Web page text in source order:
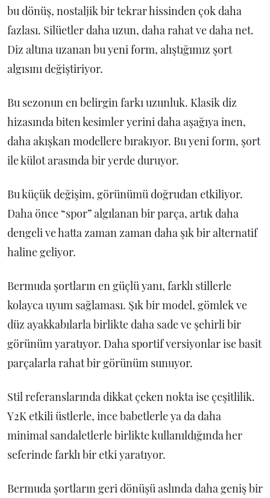
bu dönüş, nostaljik bir tekrar hissinden çok daha
fazlası. Silüetler daha uzun, daha rahat ve daha net.
Diz altına uzanan bu yeni form, alıştığımız şort
algısını değiştiriyor.
Bu sezonun en belirgin farkı uzunluk. Klasik diz
hizasında biten kesimler yerini daha aşağıya inen,
daha akışkan modellere bırakıyor. Bu yeni form, şort
ile külot arasında bir yerde duruyor.
Bu küçük değişim, görünümü doğrudan etkiliyor.
Daha önce “spor” algılanan bir parça, artık daha
dengeli ve hatta zaman zaman daha şık bir alternatif
haline geliyor.
Bermuda şortların en güçlü yanı, farklı stillerle
kolayca uyum sağlaması. Şık bir model, gömlek ve
düz ayakkabılarla birlikte daha sade ve şehirli bir
görünüm yaratıyor. Daha sportif versiyonlar ise basit
parçalarla rahat bir görünüm sunuyor.
Stil referanslarında dikkat çeken nokta ise çeşitlilik.
Y2K etkili üstlerle, ince babetlerle ya da daha
minimal sandaletlerle birlikte kullanıldığında her
seferinde farklı bir etki yaratıyor.
Bermuda şortların geri dönüşü aslında daha geniş bir